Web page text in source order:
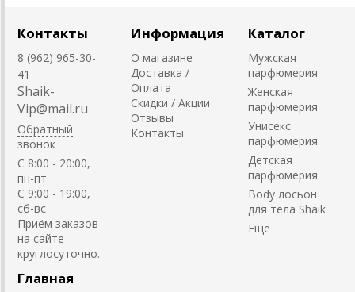
Контакты
8 (962) 965-30-
41
Shaik-
Vip@mail.ru
Обратный
звонок
C 8:00 - 20:00,
пн-пт
С 9:00 - 19:00,
сб-вс
Приём заказов
на сайте -
круглосуточно.
Информация
О магазине
Доставка /
Оплата
Скидки / Акции
Отзывы
Контакты
Каталог
Мужская
парфюмерия
Женская
парфюмерия
Унисекс
парфюмерия
Детская
парфюмерия
Body лосьон
для тела Shaik
Главная